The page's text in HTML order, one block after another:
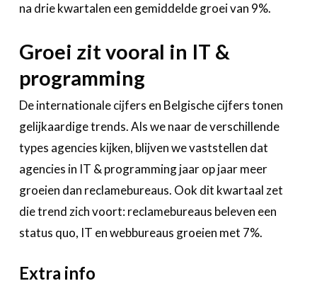
na drie kwartalen een gemiddelde groei van 9%.
Groei zit vooral in IT &
programming
De internationale cijfers en Belgische cijfers tonen
gelijkaardige trends. Als we naar de verschillende
types agencies kijken, blijven we vaststellen dat
agencies in IT & programming jaar op jaar meer
groeien dan reclamebureaus. Ook dit kwartaal zet
die trend zich voort: reclamebureaus beleven een
status quo, IT en webbureaus groeien met 7%.
Extra info